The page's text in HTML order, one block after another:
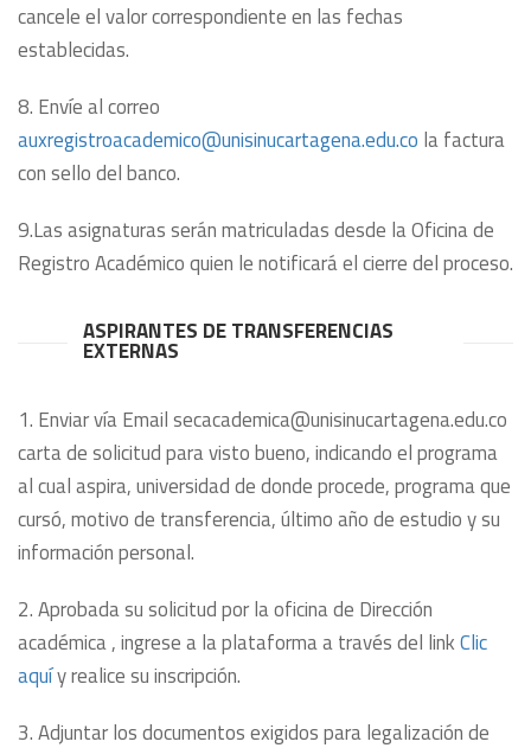
cancele el valor correspondiente en las fechas
establecidas.
8. Envíe al correo
auxregistroacademico@unisinucartagena.edu.co la factura
con sello del banco.
9.Las asignaturas serán matriculadas desde la Oficina de
Registro Académico quien le notificará el cierre del proceso.
ASPIRANTES DE TRANSFERENCIAS
EXTERNAS
1. Enviar vía Email secacademica@unisinucartagena.edu.co
carta de solicitud para visto bueno, indicando el programa
al cual aspira, universidad de donde procede, programa que
cursó, motivo de transferencia, último año de estudio y su
información personal.
2. Aprobada su solicitud por la oficina de Dirección
académica , ingrese a la plataforma a través del linkClic
aquíy realice su inscripción.
3. Adjuntar los documentos exigidos para legalización de